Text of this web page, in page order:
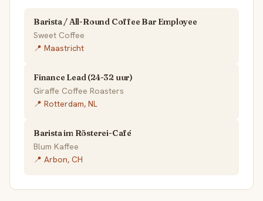
Barista / All-Round Coffee Bar Employee
Sweet Coffee
📍 Maastricht
Finance Lead (24-32 uur)
Giraffe Coffee Roasters
📍 Rotterdam, NL
Barista im Rösterei-Café
Blum Kaffee
📍 Arbon, CH